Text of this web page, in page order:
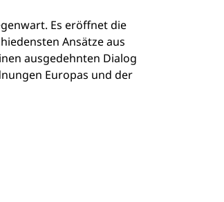
Es eröffnet die
Ansätze aus
ausgedehnten Dialog
Europas und der